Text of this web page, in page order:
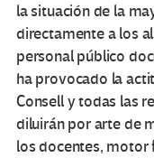
la situación de la
directamente a los
personal público
ha provocado la
Consell y todas las
diluirán por arte de
los docentes, motor